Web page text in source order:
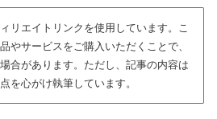
リエイトリンクを使用しています。こ
やサービスをご購入いただくことで、
合があります。ただし、記事の内容は
を心がけ執筆しています。